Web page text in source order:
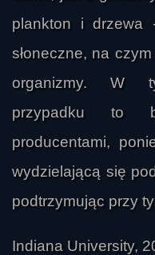
plankton i drzewa
słoneczne, na
organizmy. W
przypadku to
producentami,
wydzielającą się
podtrzymując przy
Indiana University,